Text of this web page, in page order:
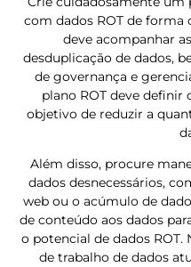
com dados ROT de forma
deve acompanhar
desduplicação de dados,
de governança e
plano ROT deve
objetivo de reduzir a
Além disso, procure
dados desnecessários,
web ou o acúmulo de
de conteúdo aos dados
o potencial de dados ROT.
de trabalho de dados